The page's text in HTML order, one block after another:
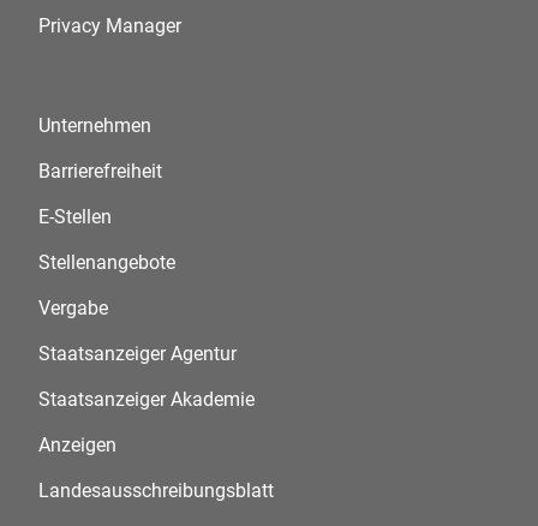
Privacy Manager
Unternehmen
Barrierefreiheit
E-Stellen
Stellenangebote
Vergabe
Staatsanzeiger Agentur
Staatsanzeiger Akademie
Anzeigen
Landesausschreibungsblatt